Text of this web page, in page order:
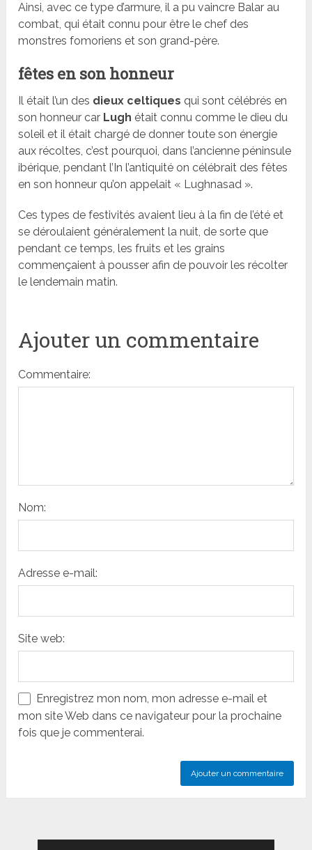
Ainsi, avec ce type d’armure, il a pu vaincre Balar au
combat, qui était connu pour être le chef des
monstres fomoriens et son grand-père.
fêtes en son honneur
Il était l’un des dieux celtiques qui sont célébrés en
son honneur car Lugh était connu comme le dieu du
soleil et il était chargé de donner toute son énergie
aux récoltes, c’est pourquoi, dans l’ancienne péninsule
ibérique, pendant l’In l’antiquité on célébrait des fêtes
en son honneur qu’on appelait « Lughnasad ».
Ces types de festivités avaient lieu à la fin de l’été et
se déroulaient généralement la nuit, de sorte que
pendant ce temps, les fruits et les grains
commençaient à pousser afin de pouvoir les récolter
le lendemain matin.
Ajouter un commentaire
Commentaire:
Nom:
Adresse e-mail:
Site web:
Enregistrez mon nom, mon adresse e-mail et
mon site Web dans ce navigateur pour la prochaine
fois que je commenterai.